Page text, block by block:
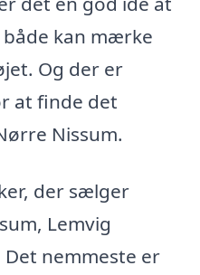
kan mærke
Og der er
at finde det
Nissum.
der sælger
Lemvig
nemmeste er